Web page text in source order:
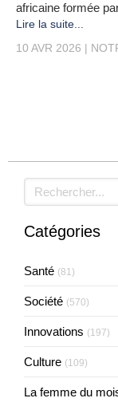
africaine formée
Lire la suite...
10 AVR 2026
Rechercher
Catégories
Santé (81)
Société (570)
Innovations (197)
Culture (109)
La femme du